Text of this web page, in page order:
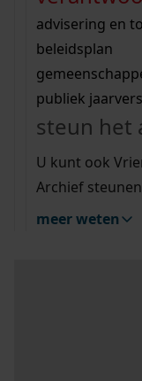
vergunningen
beeld en geluid
uitleg
Wij helpen u
bekijk alle
Wij helpen u
bekijk alle
bekijk ons
advisering en
beleidsplan
publiek
steun het
U kunt ook
Archief
meer weten
Mijn Studiezaal